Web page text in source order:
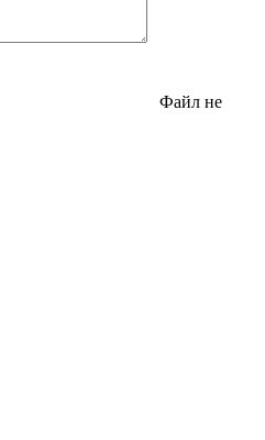
Файл не